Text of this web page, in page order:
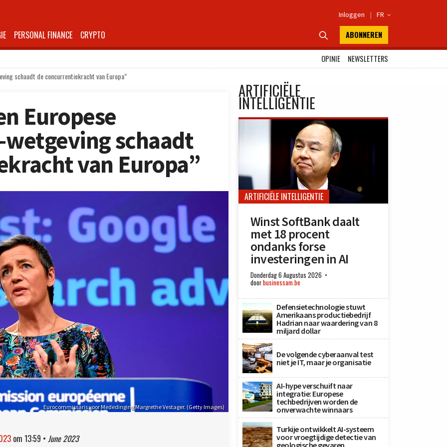
Inloggen | FR 
PERSONAL FINANCE CRYPTO  ABONNEREN
OPINIE
NEWSLETTERS
schaadt de concurrentiekracht van Europa”
Europese
schaadt
van Europa”
Eurocommissaris voor Mededinging Margrethe Vestager. (Getty Images)
om 13:59 • June 2023
ARTIFICIËLE
INTELLIGENTIE
ARTIFICIËLE INTELLIGENTIE
Winst SoftBank daalt
met 18 procent
ondanks forse
investeringen in AI
Donderdag 6 Augustus 2026
doorbusinessam.be
Defensietechnologie stuwt
Amerikaans productiebedrijf
Hadrian naar waardering van 8
miljard dollar
De volgende cyberaanval test
niet je IT, maar je organisatie
AI-hype verschuift naar
integratie: Europese
techbedrijven worden de
onverwachte winnaars
Turkije ontwikkelt AI-systeem
voor vroegtijdige detectie van
geologische gevaren